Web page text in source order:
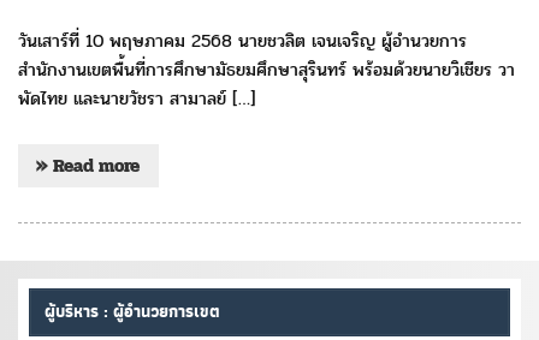
วันเสาร์ที่ 10 พฤษภาคม 2568 นายชวลิต เจนเจริญ ผู้อำนวยการ
สำนักงานเขตพื้นที่การศึกษามัธยมศึกษาสุรินทร์ พร้อมด้วยนายวิเชียร วา
พัดไทย และนายวัชรา สามาลย์ […]
» Read more
ผู้บริหาร : ผู้อำนวยการเขต